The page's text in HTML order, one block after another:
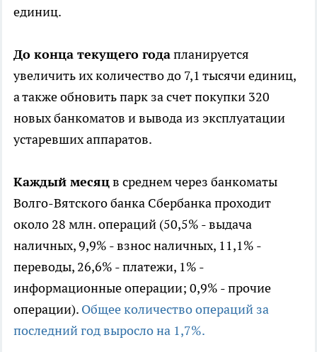
единиц.
До конца текущего годапланируется
увеличить их количество до 7,1 тысячи единиц,
а также обновить парк за счет покупки 320
новых банкоматов и вывода из эксплуатации
устаревших аппаратов.
Каждый месяцв среднем через банкоматы
Волго-Вятского банка Сбербанка проходит
около 28 млн. операций (50,5% - выдача
наличных, 9,9% - взнос наличных, 11,1% -
переводы, 26,6% - платежи, 1% -
информационные операции; 0,9% - прочие
операции). Общее количество операций за
последний год выросло на 1,7%.